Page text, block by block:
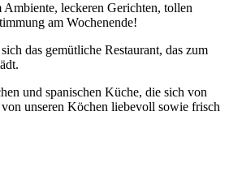
leckeren Gerichten, tollen
am Wochenende!
das gemütliche Restaurant, das zum
und spanischen Küche, die sich von
unseren Köchen liebevoll sowie frisch